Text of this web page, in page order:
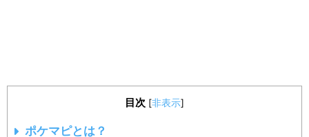
目次 [非表示]
ポケマピとは？